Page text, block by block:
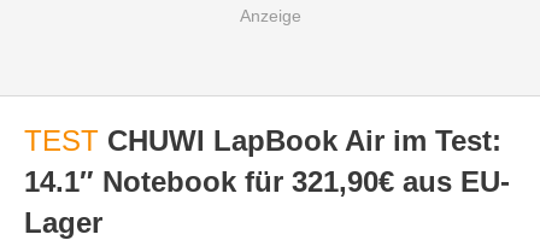
TEST CHUWI LapBook Air im Test:
14.1″ Notebook für 321,90€ aus EU-
Lager